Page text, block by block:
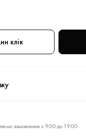
клік
замовлення з 9:00 до 19:00